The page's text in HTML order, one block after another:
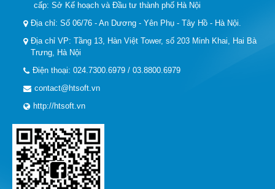
cấp: Sở Kế hoạch và Đầu tư thành phố Hà Nội
Địa chỉ: Số 06/76 - An Dương - Yên Phụ - Tây Hồ - Hà Nội.
Địa chỉ VP: Tầng 13, Hàn Việt Tower, số 203 Minh Khai, Hai Bà
Trưng, Hà Nội
Điện thoại: 024.7300.6979 / 03.8800.6979
contact@htsoft.vn
http://htsoft.vn